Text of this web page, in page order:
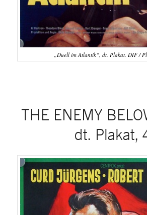
„Duell im Atlantik“, dt. Plakat. DIF /
THE ENEMY
dt. Plakat,